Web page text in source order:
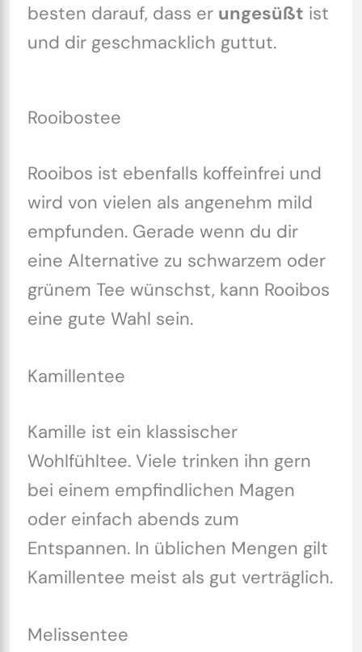
besten darauf, dass er ungesüßt ist
und dir geschmacklich guttut.
Rooibostee
Rooibos ist ebenfalls koffeinfrei und
wird von vielen als angenehm mild
empfunden. Gerade wenn du dir
eine Alternative zu schwarzem oder
grünem Tee wünschst, kann Rooibos
eine gute Wahl sein.
Kamillentee
Kamille ist ein klassischer
Wohlfühltee. Viele trinken ihn gern
bei einem empfindlichen Magen
oder einfach abends zum
Entspannen. In üblichen Mengen gilt
Kamillentee meist als gut verträglich.
Melissentee